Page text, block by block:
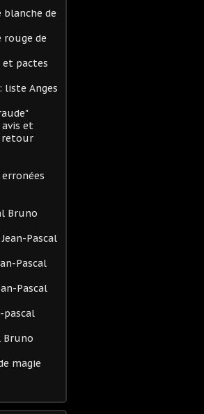
blanche de
rouge de
pactes
liste Anges
avis et
retour
Bruno
Pascal
Pascal
Pascal
pascal
Bruno
magie